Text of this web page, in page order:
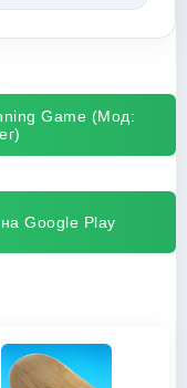
Game (Мод:
Google Play